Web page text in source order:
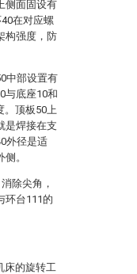
侧面固设有
在对应螺
构强度，防
中部设置有
与底座10和
。顶板50上
是焊接在支
外径是适
。
除尖角，
环台111的
床的旋转工